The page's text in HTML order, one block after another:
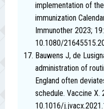
implementation of
immunization
Immunother 2023;
10.1080/
Bauwens J, de
administration of
England often
schedule. Vaccine X.
10.1016/